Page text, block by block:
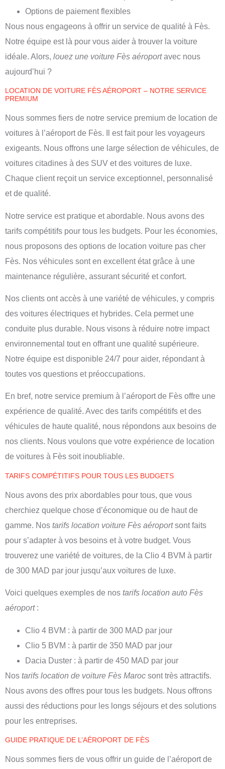
Options de paiement flexibles
Nous nous engageons à offrir un service de qualité à Fès.
Notre équipe est là pour vous aider à trouver la voiture
idéale. Alors, louez une voiture Fès aéroportavec nous
aujourd’hui ?
LOCATION DE VOITURE FÈS AÉROPORT – NOTRE SERVICE
PREMIUM
Nous sommes fiers de notre service premium de location de
voitures à l’aéroport de Fès. Il est fait pour les voyageurs
exigeants. Nous offrons une large sélection de véhicules, de
voitures citadines à des SUV et des voitures de luxe.
Chaque client reçoit un service exceptionnel, personnalisé
et de qualité.
Notre service est pratique et abordable. Nous avons des
tarifs compétitifs pour tous les budgets. Pour les économies,
nous proposons des options de location voiture pas cher
Fès. Nos véhicules sont en excellent état grâce à une
maintenance régulière, assurant sécurité et confort.
Nos clients ont accès à une variété de véhicules, y compris
des voitures électriques et hybrides. Cela permet une
conduite plus durable. Nous visons à réduire notre impact
environnemental tout en offrant une qualité supérieure.
Notre équipe est disponible 24/7 pour aider, répondant à
toutes vos questions et préoccupations.
En bref, notre service premium à l’aéroport de Fès offre une
expérience de qualité. Avec des tarifs compétitifs et des
véhicules de haute qualité, nous répondons aux besoins de
nos clients. Nous voulons que votre expérience de location
de voitures à Fès soit inoubliable.
TARIFS COMPÉTITIFS POUR TOUS LES BUDGETS
Nous avons des prix abordables pour tous, que vous
cherchiez quelque chose d’économique ou de haut de
gamme. Nos tarifs location voiture Fès aéroportsont faits
pour s’adapter à vos besoins et à votre budget. Vous
trouverez une variété de voitures, de la Clio 4 BVM à partir
de 300 MAD par jour jusqu’aux voitures de luxe.
Voici quelques exemples de nos tarifs location auto Fès
aéroport:
Clio 4 BVM : à partir de 300 MAD par jour
Clio 5 BVM : à partir de 350 MAD par jour
Dacia Duster : à partir de 450 MAD par jour
Nos tarifs location de voiture Fès Maroc sont très attractifs.
Nous avons des offres pour tous les budgets. Nous offrons
aussi des réductions pour les longs séjours et des solutions
pour les entreprises.
GUIDE PRATIQUE DE L’AÉROPORT DE FÈS
Nous sommes fiers de vous offrir un guide de l’aéroport de